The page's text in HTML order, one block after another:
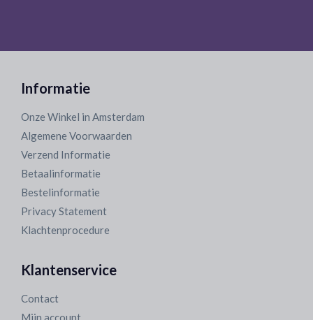
Informatie
Onze Winkel in Amsterdam
Algemene Voorwaarden
Verzend Informatie
Betaalinformatie
Bestelinformatie
Privacy Statement
Klachtenprocedure
Klantenservice
Contact
Mijn account